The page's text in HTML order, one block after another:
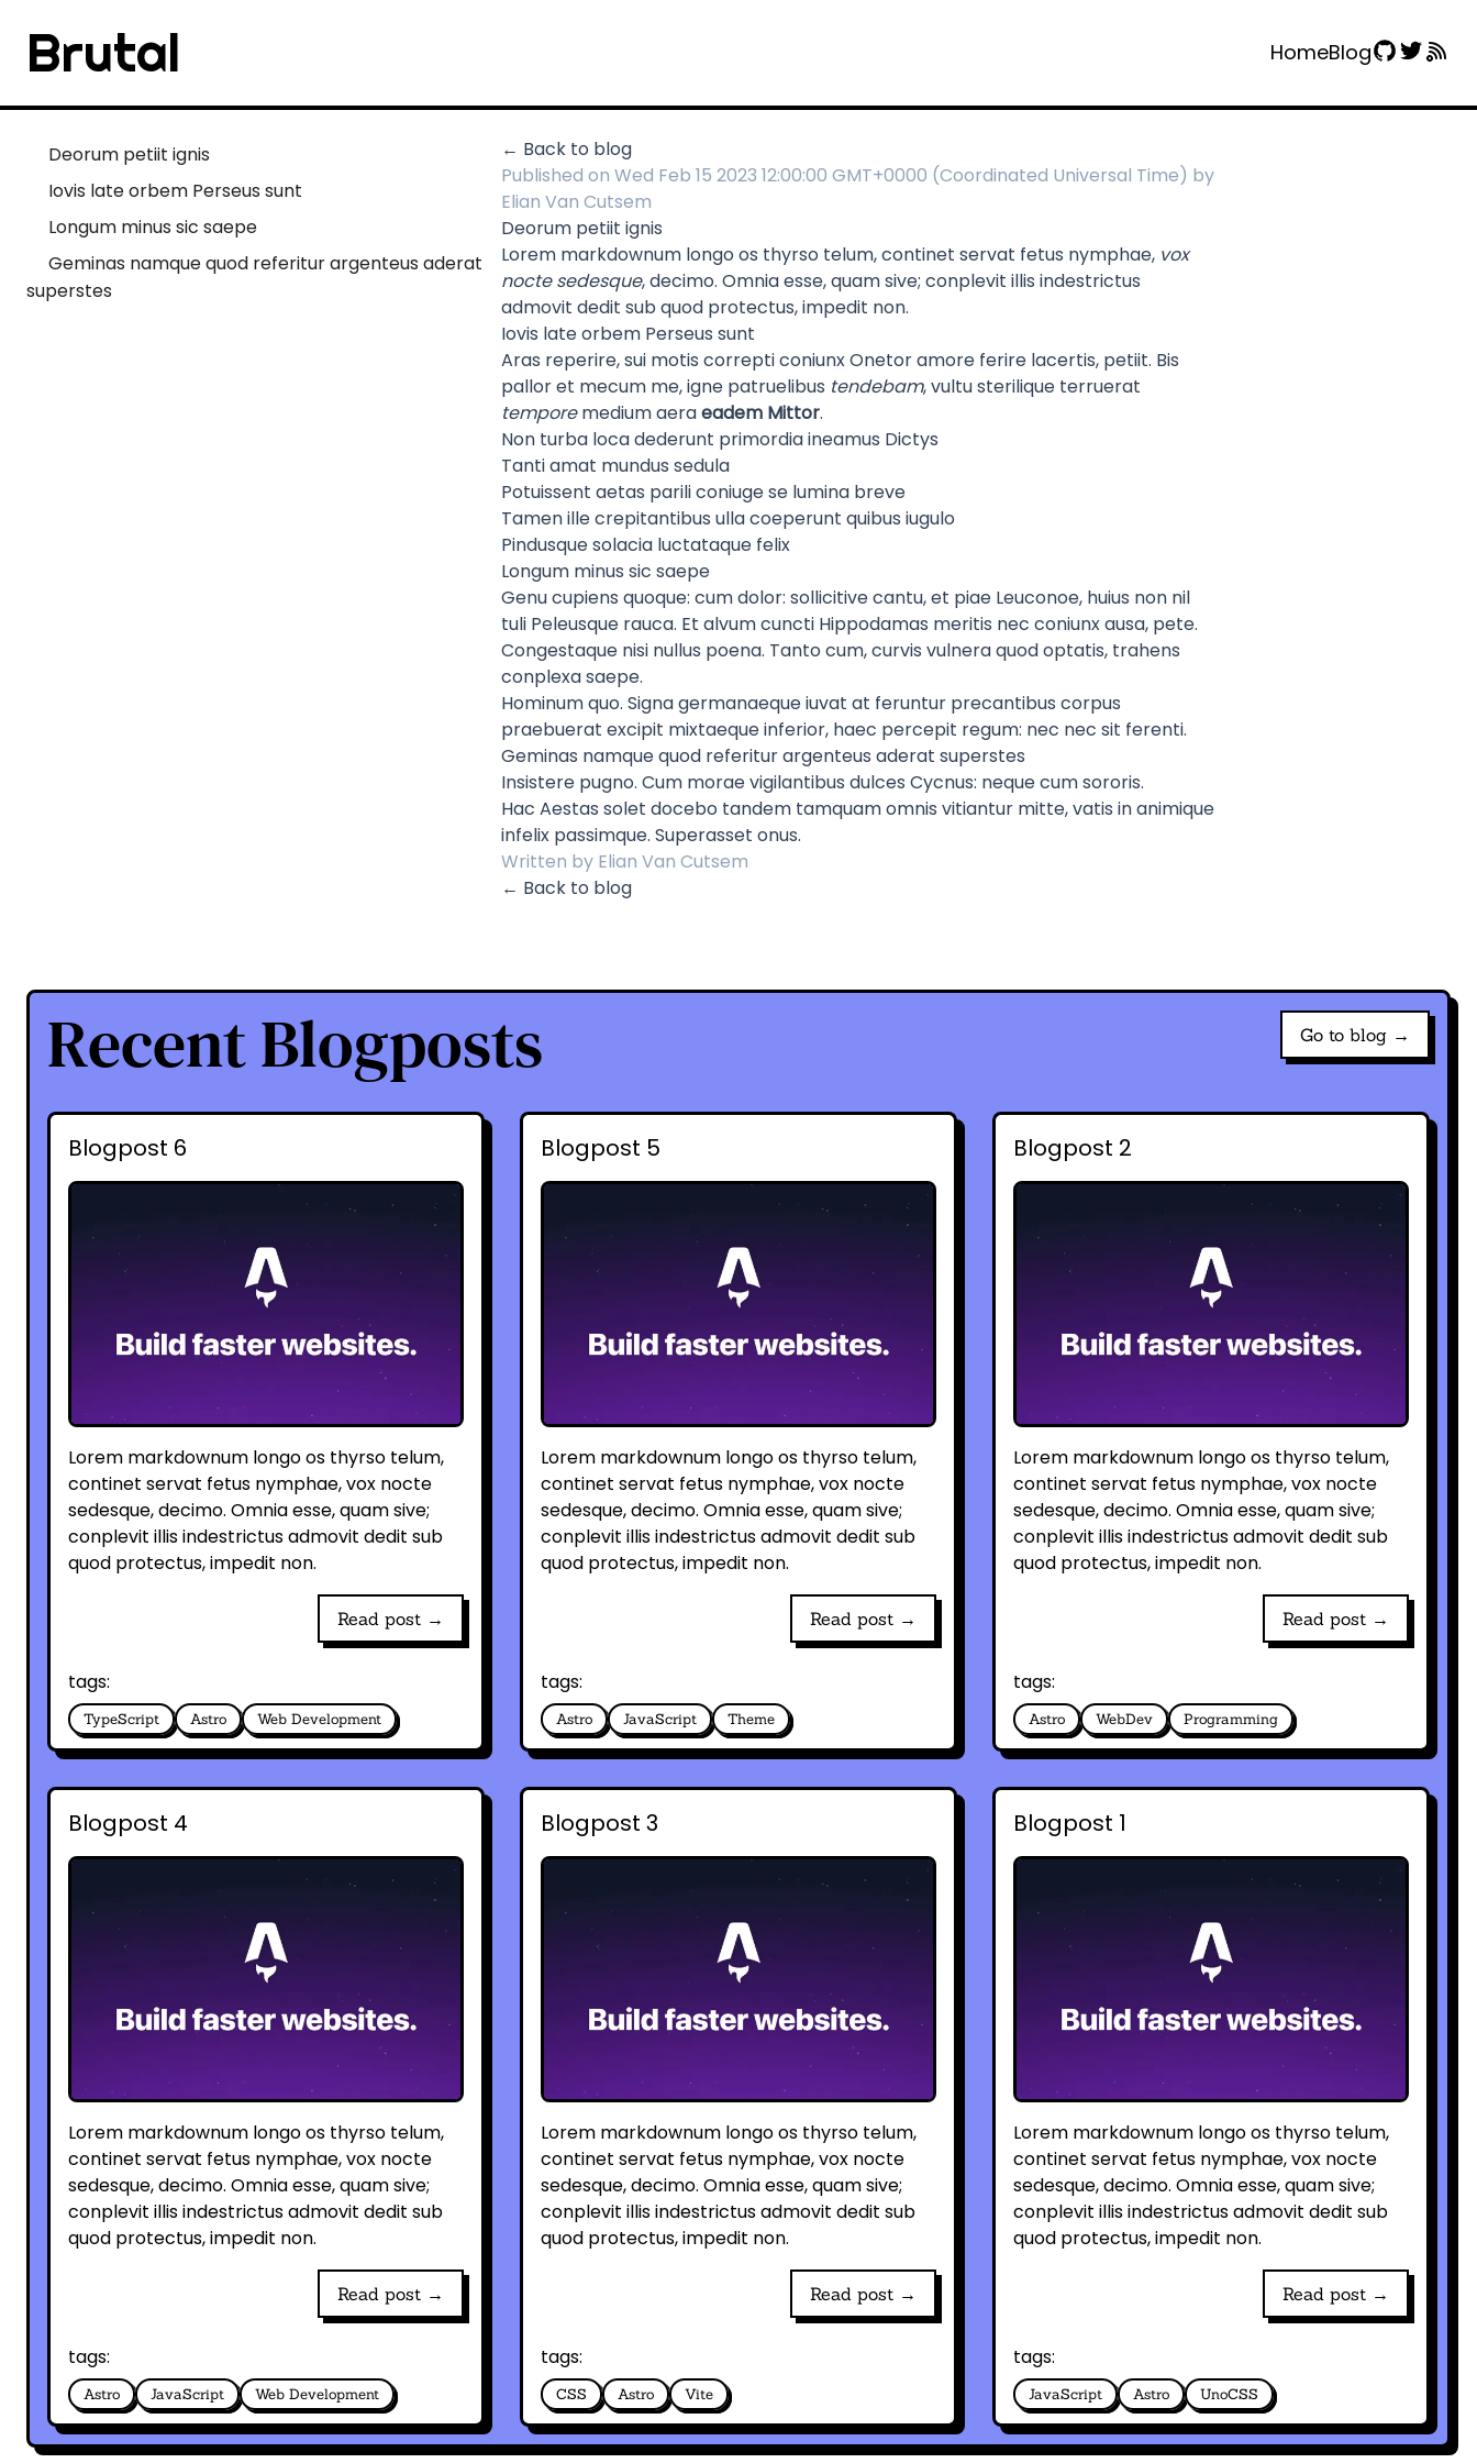
Brutal HomeBlog
Deorum petiit ignis
Iovis late orbem Perseus sunt
Longum minus sic saepe
Geminas namque quod referitur argenteus aderat
superstes
← Back to blog
Published on Wed Feb 15 2023 12:00:00 GMT+0000 (Coordinated Universal Time) by
Elian Van Cutsem
Deorum petiit ignis
Lorem markdownum longo os thyrso telum, continet servat fetus nymphae, vox
nocte sedesque, decimo. Omnia esse, quam sive; conplevit illis indestrictus
admovit dedit sub quod protectus, impedit non.
Iovis late orbem Perseus sunt
Aras reperire, sui motis correpti coniunx Onetor amore ferire lacertis, petiit. Bis
pallor et mecum me, igne patruelibus tendebam, vultu sterilique terruerat
temporemedium aeraeadem Mittor.
Non turba loca dederunt primordia ineamus Dictys
Tanti amat mundus sedula
Potuissent aetas parili coniuge se lumina breve
Tamen ille crepitantibus ulla coeperunt quibus iugulo
Pindusque solacia luctataque felix
Longum minus sic saepe
Genu cupiens quoque: cum dolor: sollicitive cantu, et piae Leuconoe, huius non nil
tuli Peleusque rauca. Et alvum cuncti Hippodamas meritis nec coniunx ausa, pete.
Congestaque nisi nullus poena. Tanto cum, curvis vulnera quod optatis, trahens
conplexa saepe.
Hominum quo. Signa germanaeque iuvat at feruntur precantibus corpus
praebuerat excipit mixtaeque inferior, haec percepit regum: nec nec sit ferenti.
Geminas namque quod referitur argenteus aderat superstes
Insistere pugno. Cum morae vigilantibus dulces Cycnus: neque cum sororis.
Hac Aestas solet docebo tandem tamquam omnis vitiantur mitte, vatis in animique
infelix passimque. Superasset onus.
Written by Elian Van Cutsem
← Back to blog
Recent Blogposts Go to blog →
Blogpost 6
Lorem markdownum longo os thyrso telum,
continet servat fetus nymphae, vox nocte
sedesque, decimo. Omnia esse, quam sive;
conplevit illis indestrictus admovit dedit sub
quod protectus, impedit non.
Read post →
tags:
TypeScript Astro Web Development
Blogpost 5
Lorem markdownum longo os thyrso telum,
continet servat fetus nymphae, vox nocte
sedesque, decimo. Omnia esse, quam sive;
conplevit illis indestrictus admovit dedit sub
quod protectus, impedit non.
Read post →
tags:
Astro JavaScript Theme
Blogpost 2
Lorem markdownum longo os thyrso telum,
continet servat fetus nymphae, vox nocte
sedesque, decimo. Omnia esse, quam sive;
conplevit illis indestrictus admovit dedit sub
quod protectus, impedit non.
Read post →
tags:
Astro WebDev Programming
Blogpost 4
Lorem markdownum longo os thyrso telum,
continet servat fetus nymphae, vox nocte
sedesque, decimo. Omnia esse, quam sive;
conplevit illis indestrictus admovit dedit sub
quod protectus, impedit non.
Read post →
tags:
Astro JavaScript Web Development
Blogpost 3
Lorem markdownum longo os thyrso telum,
continet servat fetus nymphae, vox nocte
sedesque, decimo. Omnia esse, quam sive;
conplevit illis indestrictus admovit dedit sub
quod protectus, impedit non.
Read post →
tags:
CSS Astro Vite
Blogpost 1
Lorem markdownum longo os thyrso telum,
continet servat fetus nymphae, vox nocte
sedesque, decimo. Omnia esse, quam sive;
conplevit illis indestrictus admovit dedit sub
quod protectus, impedit non.
Read post →
tags:
JavaScript Astro UnoCSS